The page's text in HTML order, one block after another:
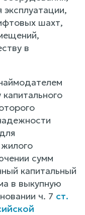
шахт,
в
сумм
капитальный
в выкупную
ч. 7 ст.